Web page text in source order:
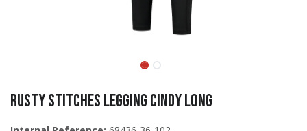
Rusty Stitches Legging Cindy Long